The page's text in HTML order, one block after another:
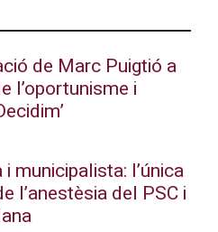
de Marc Puigtió a
l’oportunisme i
municipalista: l’única
l’anestèsia del PSC i